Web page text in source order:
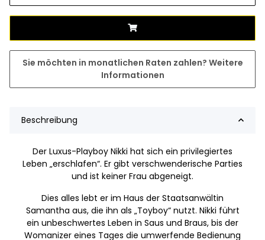
Sie möchten in monatlichen Raten zahlen? Weitere
Informationen
Beschreibung
Der Luxus-Playboy Nikki hat sich ein privilegiertes
Leben „erschlafen“. Er gibt verschwenderische Parties
und ist keiner Frau abgeneigt.
Dies alles lebt er im Haus der Staatsanwältin
Samantha aus, die ihn als „Toyboy“ nutzt. Nikki führt
ein unbeschwertes Leben in Saus und Braus, bis der
Womanizer eines Tages die umwerfende Bedienung